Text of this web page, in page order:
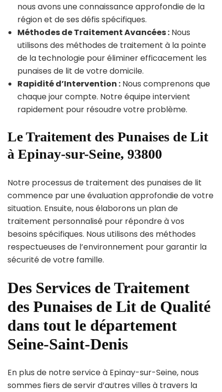
nous avons une connaissance approfondie de la
région et de ses défis spécifiques.
Méthodes de Traitement Avancées : Nous
utilisons des méthodes de traitement à la pointe
de la technologie pour éliminer efficacement les
punaises de lit de votre domicile.
Rapidité d’Intervention : Nous comprenons que
chaque jour compte. Notre équipe intervient
rapidement pour résoudre votre problème.
Le Traitement des Punaises de Lit
à Epinay-sur-Seine, 93800
Notre processus de traitement des punaises de lit
commence par une évaluation approfondie de votre
situation. Ensuite, nous élaborons un plan de
traitement personnalisé pour répondre à vos
besoins spécifiques. Nous utilisons des méthodes
respectueuses de l’environnement pour garantir la
sécurité de votre famille.
Des Services de Traitement
des Punaises de Lit de Qualité
dans tout le département
Seine-Saint-Denis
En plus de notre service à Epinay-sur-Seine, nous
sommes fiers de servir d’autres villes à travers la